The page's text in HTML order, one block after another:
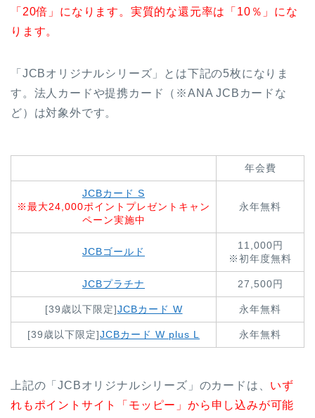
「20倍」になります。実質的な還元率は「10％」にな
ります。
「JCBオリジナルシリーズ」とは下記の5枚になりま
す。法人カードや提携カード（※ANA JCBカードな
ど）は対象外です。
年会費
JCBカード S
※最大24,000ポイントプレゼントキャン
ペーン実施中
永年無料
JCBゴールド
11,000円
※初年度無料
JCBプラチナ 27,500円
[39歳以下限定]JCBカード W 永年無料
[39歳以下限定]JCBカード W plus L 永年無料
上記の「JCBオリジナルシリーズ」のカードは、 いず
れもポイントサイト「モッピー」から申し込みが可能